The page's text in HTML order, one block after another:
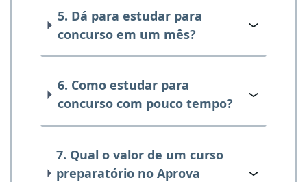
5. Dá para estudar para
concurso em um mês?
6. Como estudar para
concurso com pouco tempo?
7. Qual o valor de um curso
preparatório no Aprova